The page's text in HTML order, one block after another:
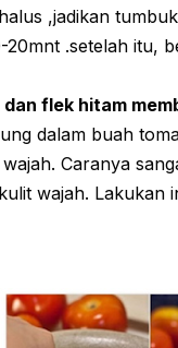
,jadikan
.setelah itu,
flek hitam
dalam buah
Caranya
wajah. Lakukan